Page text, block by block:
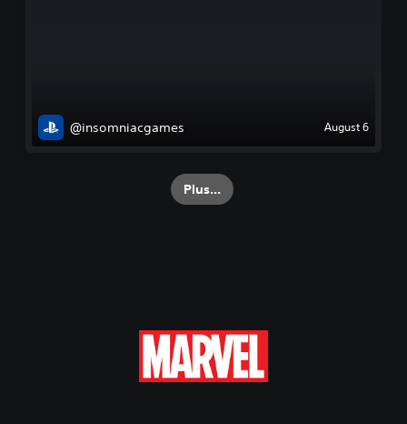
@insomniacgames August 6
Plus...